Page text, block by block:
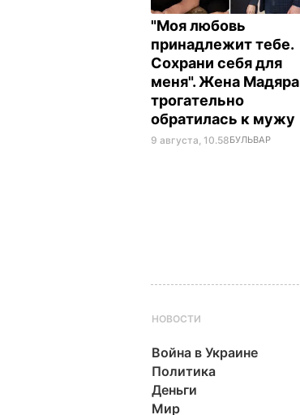
"Моя любовь
принадлежит тебе.
Сохрани себя для
меня". Жена Мадяра
трогательно
обратилась к мужу
9 августа, 10.58БУЛЬВАР
НОВОСТИ
Война в Украине
Политика
Деньги
Мир